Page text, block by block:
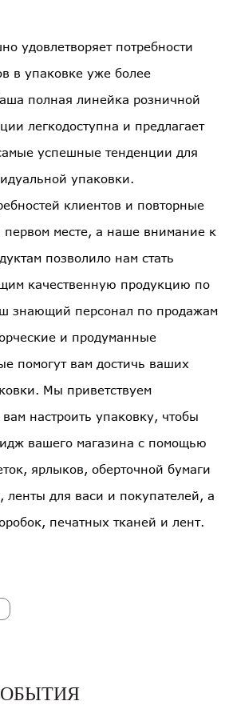
удовлетворяет потребности
в упаковке уже более
полная линейка розничной
легкодоступна и предлагает
успешные тенденции для
упаковки.
клиентов и повторные
первом месте, а наше внимание к
позволило нам стать
качественную продукцию по
знающий персонал по продажам
и продуманные
помогут вам достичь ваших
Мы приветствуем
настроить упаковку, чтобы
вашего магазина с помощью
ярлыков, оберточной бумаги
ленты для васи и покупателей, а
печатных тканей и лент.